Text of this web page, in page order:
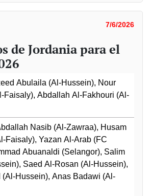
7/6/2026
de Jordania para el
Abulaila (Al-Hussein), Nour
Faisaly), Abdallah Al-Fakhouri (Al-
Nasib (Al-Zawraa), Husam
Faisaly), Yazan Al-Arab (FC
Abuanaldi (Selangor), Salim
Saed Al-Rosan (Al-Hussein),
(Al-Hussein), Anas Badawi (Al-